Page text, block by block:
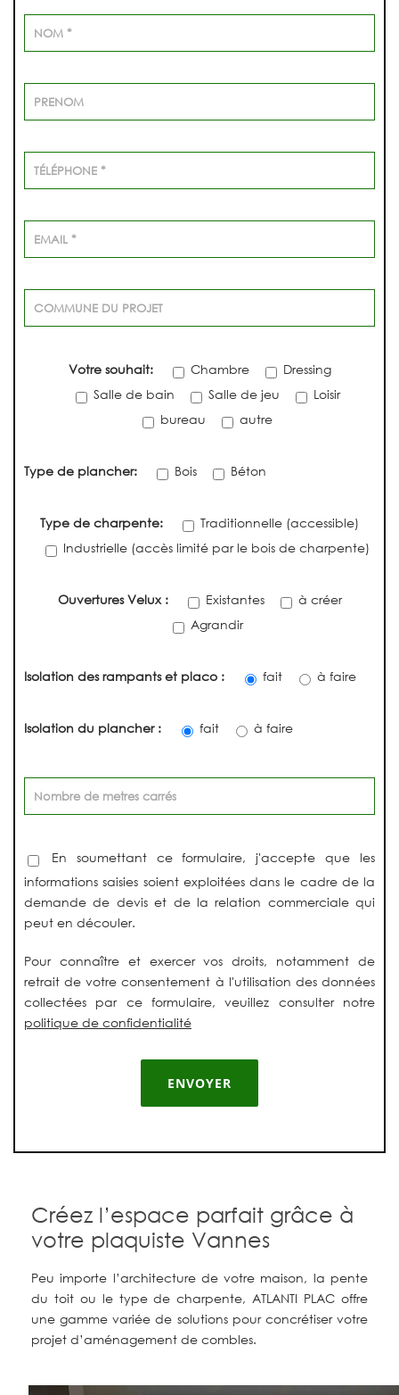
Votre souhait: Chambre
Dressing
Salle de bain
Salle de jeu
Loisir
bureau
autre
Type de plancher: Bois Béton
Type de charpente:
Traditionnelle (accessible)
Industrielle (accès limité par le bois de charpente)
Ouvertures Velux : Existantes
à créer
Agrandir
Isolation des rampants et placo : fait à faire
Isolation du plancher : fait à faire
En soumettant ce formulaire, j'accepte que les
informations saisies soient exploitées dans le cadre de la
demande de devis et de la relation commerciale qui
peut en découler.
Pour connaître et exercer vos droits, notamment de
retrait de votre consentement à l'utilisation des données
collectées par ce formulaire, veuillez consulter notre
politique de confidentialité
Créez l’espace parfait grâce à
votre plaquiste Vannes
Peu importe l’architecture de votre maison, la pente
du toit ou le type de charpente, ATLANTI PLAC offre
une gamme variée de solutions pour concrétiser votre
projet d’aménagement de combles.